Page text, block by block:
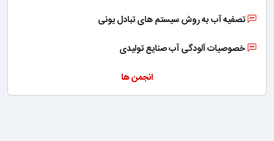
تصفیه آب به روش سیستم های تبادل یونی
خصوصیات آلودگی آب صنایع تولیدی
انجمن ها